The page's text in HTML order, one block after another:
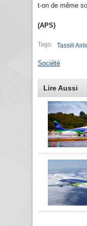
t-on de même
(APS)
Tags: Tassili
Société
Lire Aussi